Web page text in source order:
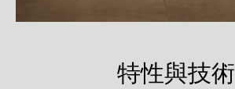
特性與技術